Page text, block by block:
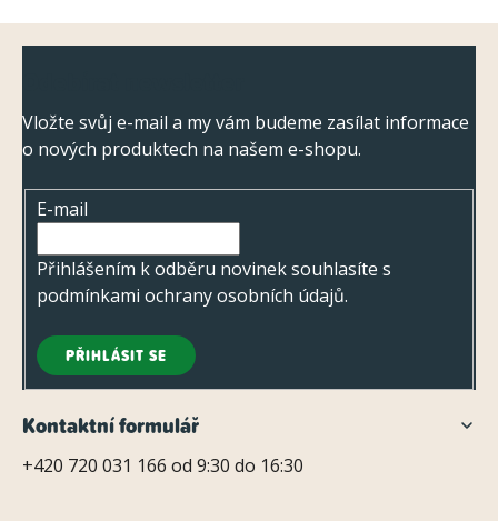
y
v
p
i
s
Vložte svůj e-mail a my vám budeme zasílat informace
o nových produktech na našem e-shopu.
E-mail
Přihlášením k odběru novinek souhlasíte s
podmínkami ochrany osobních údajů.
PŘIHLÁSIT SE
Kontaktní formulář
+420 720 031 166 od 9:30 do 16:30